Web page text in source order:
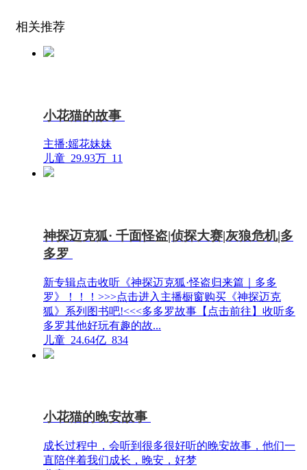
相关推荐
小花猫的故事
主播:媱花妹妹
儿童 29.93万 11
神探迈克狐· 千面怪盗|侦探大赛|灰狼危机|多
多罗
新专辑点击收听《神探迈克狐·怪盗归来篇｜多多
罗》！！！>>>点击进入主播橱窗购买《神探迈克
狐》系列图书吧!<<<多多罗故事【点击前往】收听多
多罗其他好玩有趣的故...
儿童 24.64亿 834
小花猫的晚安故事
成长过程中，会听到很多很好听的晚安故事，他们一
直陪伴着我们成长，晚安，好梦